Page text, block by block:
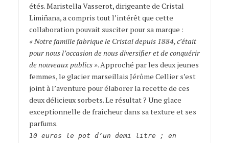
étés.Maristella Vasserot, dirigeante de Cristal
Limiñana, a compris tout l’intérêt que cette
collaboration pouvait susciter pour sa marque :
« Notre famille fabrique le Cristal depuis 1884, c’était
pour nous l’occasion de nous diversifier et de conquérir
de nouveaux publics ». Approché par les deux jeunes
femmes, le glacier marseillais Jérôme Cellier s’est
joint à l’aventure pour élaborer la recette de ces
deux délicieux sorbets. Le résultat ? Une glace
exceptionnelle de fraîcheur dans sa texture et ses
parfums.
10 euros le pot d’un demi litre ; en